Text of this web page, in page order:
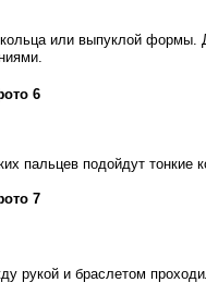
или выпуклой формы.
6
пальцев подойдут тонкие
7
рукой и браслетом